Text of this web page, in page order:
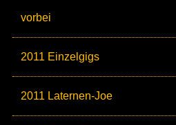
vorbei
2011 Einzelgigs
2011 Laternen-Joe